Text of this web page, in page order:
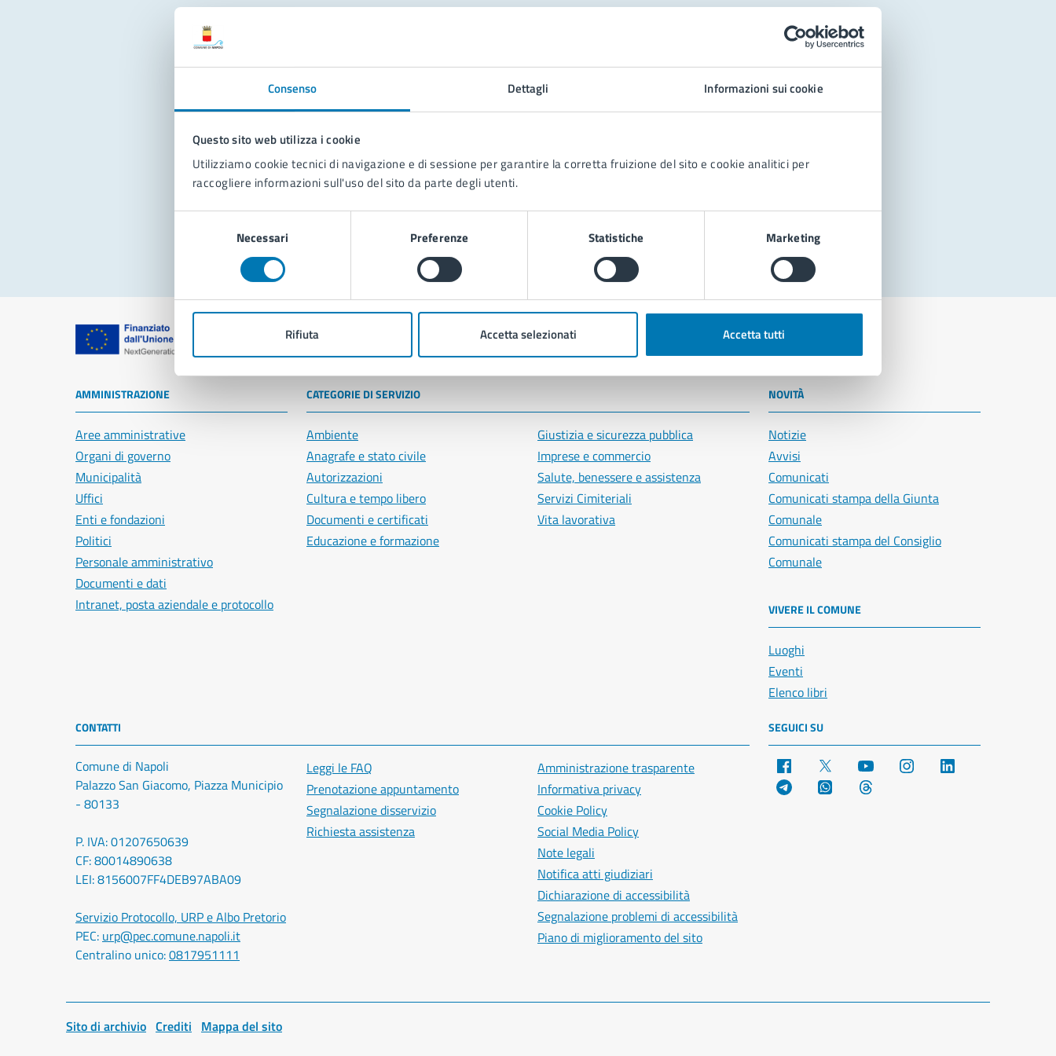
Consenso Dettagli Informazioni sui cookie
Questo sito web utilizza i cookie
Utilizziamo cookie tecnici di navigazione e di sessione per garantire la corretta fruizione del sito e cookie analitici per
raccogliere informazioni sull'uso del sito da parte degli utenti.
Necessari Preferenze Statistiche Marketing
Rifiuta Accetta selezionati Accetta tutti
Problemi in città
Segnala disservizio
Comune di Napoli
AMMINISTRAZIONE
Aree amministrative
Organi di governo
Municipalità
Uffici
Enti e fondazioni
Politici
Personale amministrativo
Documenti e dati
Intranet, posta aziendale e protocollo
CATEGORIE DI SERVIZIO
Ambiente
Anagrafe e stato civile
Autorizzazioni
Cultura e tempo libero
Documenti e certificati
Educazione e formazione
Giustizia e sicurezza pubblica
Imprese e commercio
Salute, benessere e assistenza
Servizi Cimiteriali
Vita lavorativa
NOVITÀ
Notizie
Avvisi
Comunicati
Comunicati stampa della Giunta
Comunale
Comunicati stampa del Consiglio
Comunale
VIVERE IL COMUNE
Luoghi
Eventi
Elenco libri
CONTATTI
Comune di Napoli
Palazzo San Giacomo, Piazza Municipio
- 80133
P. IVA: 01207650639
CF: 80014890638
LEI: 8156007FF4DEB97ABA09
Servizio Protocollo, URP e Albo Pretorio
PEC: urp@pec.comune.napoli.it
Centralino unico:0817951111
Leggi le FAQ
Prenotazione appuntamento
Segnalazione disservizio
Richiesta assistenza
Amministrazione trasparente
Informativa privacy
Cookie Policy
Social Media Policy
Note legali
Notifica atti giudiziari
Dichiarazione di accessibilità
Segnalazione problemi di accessibilità
Piano di miglioramento del sito
SEGUICI SU
Facebook YouTube Instagram
Telegram WhatsApp
Sito di archivio Crediti Mappa del sito